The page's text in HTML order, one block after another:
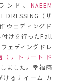
ンド、NAEEM
DRESSING（ザ
ウェディングド
けを行ったFall
ェディングドレ
ザ トリート ド
ました。幸福感
けるナイーム カ